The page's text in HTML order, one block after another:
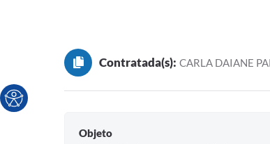
Contratada(s): CARLA DAIANE
Objeto